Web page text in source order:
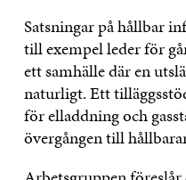
Satsningar på hållbar
till exempel leder för
ett samhälle där en
naturligt. Ett
för elladdning och
övergången till